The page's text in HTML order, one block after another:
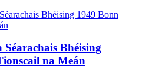
Séarachais Bhéising
na Meán